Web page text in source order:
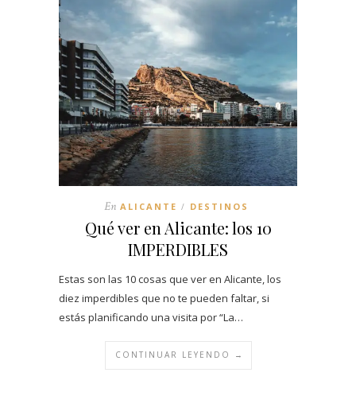
En ALICANTE / DESTINOS
Qué ver en Alicante: los 10
IMPERDIBLES
Estas son las 10 cosas que ver en Alicante, los
diez imperdibles que no te pueden faltar, si
estás planificando una visita por “La…
CONTINUAR LEYENDO →